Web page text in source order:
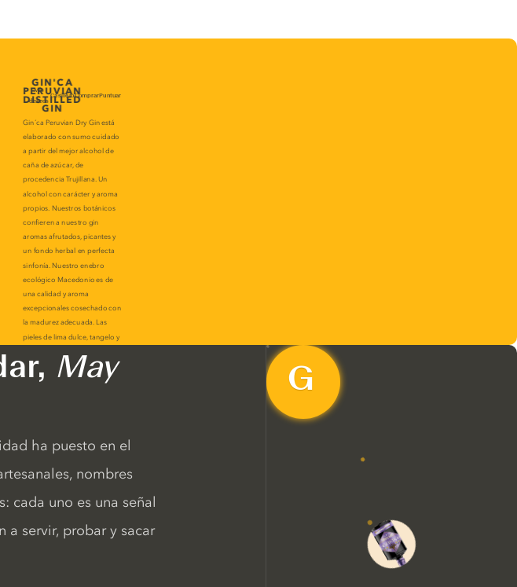
May
ha puesto en el
nombres
cada uno es una señal
a servir, probar y sacar